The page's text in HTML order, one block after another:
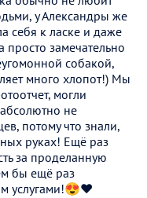
у Александры же
себя к ласке и даже
просто замечательно
собакой,
много хлопот!) Мы
могли
не
потому что знали,
руках! Ещё раз
за проделанную
бы ещё раз
услугами!😍♥️